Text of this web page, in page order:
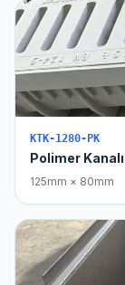
KTK-1280-PK
Polimer
125mm × 80mm